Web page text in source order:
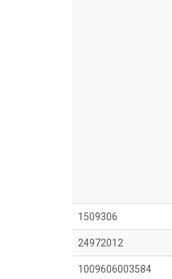
1509306
24972012
1009606003584